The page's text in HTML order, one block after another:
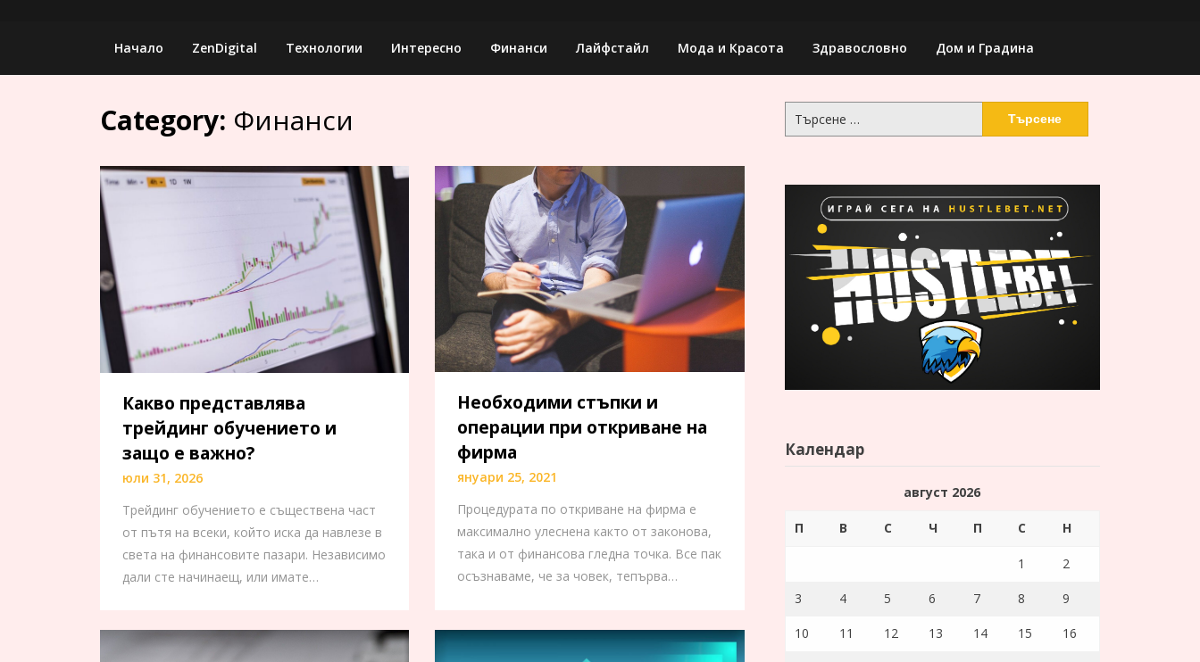
Начало ZenDigital Технологии Интересно Финанси Лайфстайл Мода и Красота Здравословно Дом и Градина
Category: Финанси
Какво представлява
трейдинг обучението и
защо е важно?
юли 31, 2026
Трейдинг обучението е съществена част
от пътя на всеки, който иска да навлезе в
света на финансовите пазари. Независимо
дали сте начинаещ, или имате…
Необходими стъпки и
операции при откриване на
фирма
януари 25, 2021
Процедурата по откриване на фирма е
максимално улеснена както от законова,
така и от финансова гледна точка. Все пак
осъзнаваме, че за човек, тепърва…
за:
Календар
август 2026
П В С Ч П С Н
1 2
3 4 5 6 7 8 9
10 11 12 13 14 15 16